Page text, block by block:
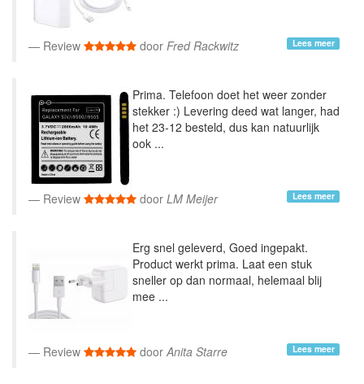
Review door Fred Rackwitz Lees meer
Prima. Telefoon doet het weer zonder
stekker :) Levering deed wat langer, had
het 23-12 besteld, dus kan natuurlijk
ook ...
Review door LM Meijer Lees meer
Erg snel geleverd, Goed ingepakt.
Product werkt prima. Laat een stuk
sneller op dan normaal, helemaal blij
mee ...
Review doorAnita Starre Lees meer